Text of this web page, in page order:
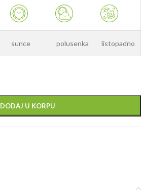
sunce polusenka listopadno
DODAJ U KORPU